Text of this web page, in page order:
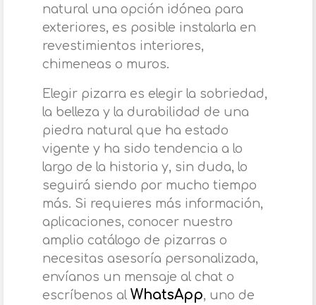
natural una opción idónea para
exteriores, es posible instalarla en
revestimientos interiores,
chimeneas o muros.
Elegir pizarra es elegir la sobriedad,
la belleza y la durabilidad de una
piedra natural que ha estado
vigente y ha sido tendencia a lo
largo de la historia y, sin duda, lo
seguirá siendo por mucho tiempo
más. Si requieres más información,
aplicaciones, conocer nuestro
amplio catálogo de pizarras o
necesitas asesoría personalizada,
envíanos un mensaje al chat o
escríbenos al WhatsApp, uno de